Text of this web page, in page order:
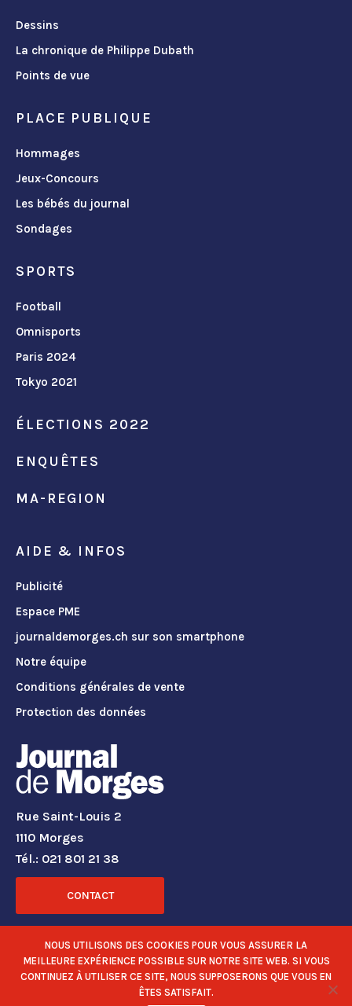
Dessins
La chronique de Philippe Dubath
Points de vue
PLACE PUBLIQUE
Hommages
Jeux-Concours
Les bébés du journal
Sondages
SPORTS
Football
Omnisports
Paris 2024
Tokyo 2021
ÉLECTIONS 2022
ENQUÊTES
MA-REGION
AIDE & INFOS
Publicité
Espace PME
journaldemorges.ch sur son smartphone
Notre équipe
Conditions générales de vente
Protection des données
Rue Saint-Louis 2
1110 Morges
Tél.: 021 801 21 38
CONTACT
RÉSEAUX SOCIAUX
NOUS UTILISONS DES COOKIES POUR VOUS ASSURER LA
MEILLEURE EXPÉRIENCE POSSIBLE SUR NOTRE SITE WEB. SI VOUS
CONTINUEZ À UTILISER CE SITE, NOUS SUPPOSERONS QUE VOUS EN
ÊTES SATISFAIT.